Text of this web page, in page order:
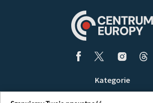
Kategorie